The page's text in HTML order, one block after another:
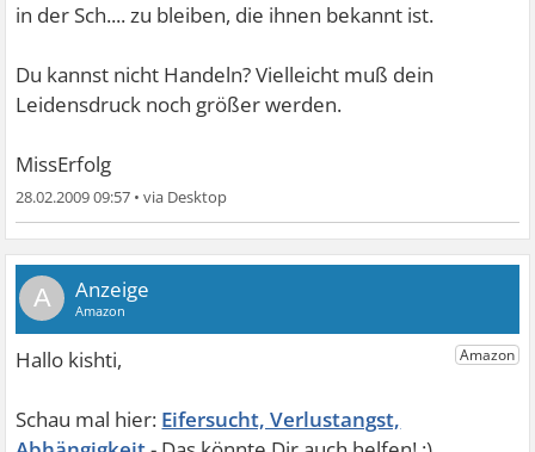
in der Sch.... zu bleiben, die ihnen bekannt ist.
Du kannst nicht Handeln? Vielleicht muß dein
Leidensdruck noch größer werden.
MissErfolg
28.02.2009 09:57 •
A
Eifersucht, Verlustangst,